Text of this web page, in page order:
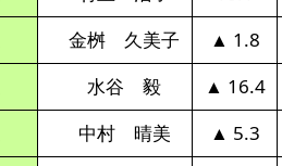
金桝 久美子 ▲ 1.8
水谷 毅 ▲ 16.4
中村 晴美 ▲ 5.3